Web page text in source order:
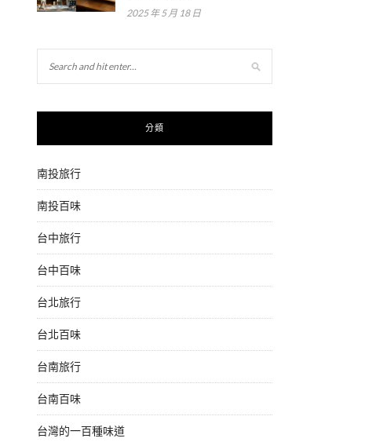
2025 年 5 月 18 日
分類
南投旅行
南投百味
台中旅行
台中百味
台北旅行
台北百味
台南旅行
台南百味
台灣的一百種味道